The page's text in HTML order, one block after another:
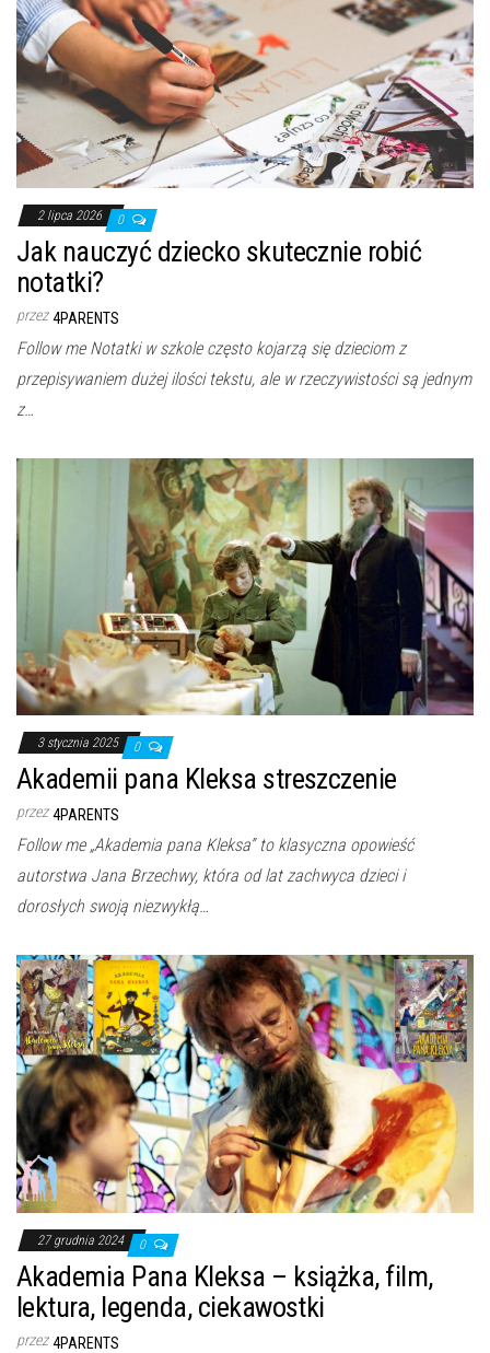
2 lipca 2026 0
Jak nauczyć dziecko skutecznie robić
notatki?
przez 4PARENTS
Follow me Notatki w szkole często kojarzą się dzieciom z
przepisywaniem dużej ilości tekstu, ale w rzeczywistości są jednym
z…
3 stycznia 2025 0
Akademii pana Kleksa streszczenie
przez 4PARENTS
Follow me „Akademia pana Kleksa” to klasyczna opowieść
autorstwa Jana Brzechwy, która od lat zachwyca dzieci i
dorosłych swoją niezwykłą…
27 grudnia 2024 0
Akademia Pana Kleksa – książka, film,
lektura, legenda, ciekawostki
przez 4PARENTS